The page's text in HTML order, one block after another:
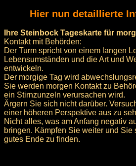
Hier nun detaillierte
Ihre Steinbock Tageskarte für
Kontakt mit Behörden:
Der Turm spricht von einem langen
Lebensumständen und die Art und
entwickeln.
Der morgige Tag wird
Sie werden morgen Kontakt zu
ein Stirnzunzeln verursachen wird.
Ärgern Sie sich nicht darüber.
einer höheren Perspektive aus zu
Nicht alles, was am Anfang negativ
bringen. Kämpfen Sie weiter und Sie
gutes Ende zu finden.